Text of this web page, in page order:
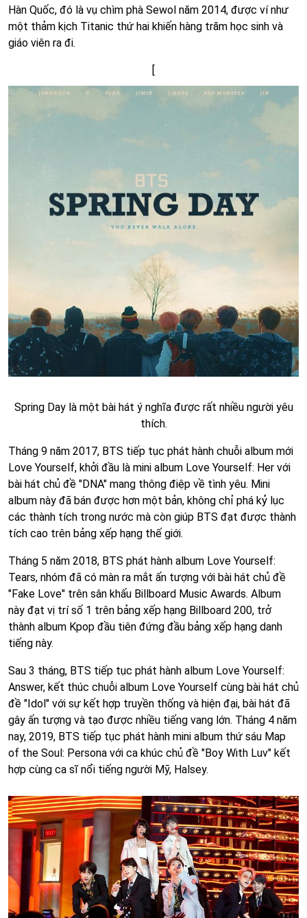
Hàn Quốc, đó là vụ chìm phà Sewol năm 2014, được ví như
một thảm kịch Titanic thứ hai khiến hàng trăm học sinh và
giáo viên ra đi.
Spring Day là một bài hát ý nghĩa được rất nhiều người yêu
thích.
Tháng 9 năm 2017, BTS tiếp tục phát hành chuỗi album mới
Love Yourself, khởi đầu là mini album Love Yourself: Her với
bài hát chủ đề "DNA" mang thông điệp về tình yêu. Mini
album này đã bán được hơn một bản, không chỉ phá kỷ lục
các thành tích trong nước mà còn giúp BTS đạt được thành
tích cao trên bảng xếp hạng thế giới.
Tháng 5 năm 2018, BTS phát hành album Love Yourself:
Tears, nhóm đã có màn ra mắt ấn tượng với bài hát chủ đề
"Fake Love" trên sân khấu Billboard Music Awards. Album
này đạt vị trí số 1 trên bảng xếp hạng Billboard 200, trở
thành album Kpop đầu tiên đứng đầu bảng xếp hạng danh
tiếng này.
Sau 3 tháng, BTS tiếp tục phát hành album Love Yourself:
Answer, kết thúc chuỗi album Love Yourself cùng bài hát chủ
đề "Idol" với sự kết hợp truyền thống và hiện đại, bài hát đã
gây ấn tượng và tạo được nhiều tiếng vang lớn. Tháng 4 năm
nay, 2019, BTS tiếp tục phát hành mini album thứ sáu Map
of the Soul: Persona với ca khúc chủ đề "Boy With Luv" kết
hợp cùng ca sĩ nổi tiếng người Mỹ, Halsey.